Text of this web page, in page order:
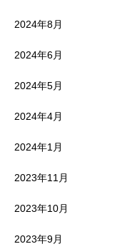
2024年8月
2024年6月
2024年5月
2024年4月
2024年1月
2023年11月
2023年10月
2023年9月